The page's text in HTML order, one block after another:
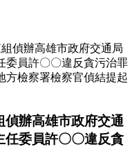
偵辦高雄市政府交通局
委員許〇〇違反貪污治罪
方檢察署檢察官偵結提起
偵辦高雄市政府交通
任委員許〇〇違反貪